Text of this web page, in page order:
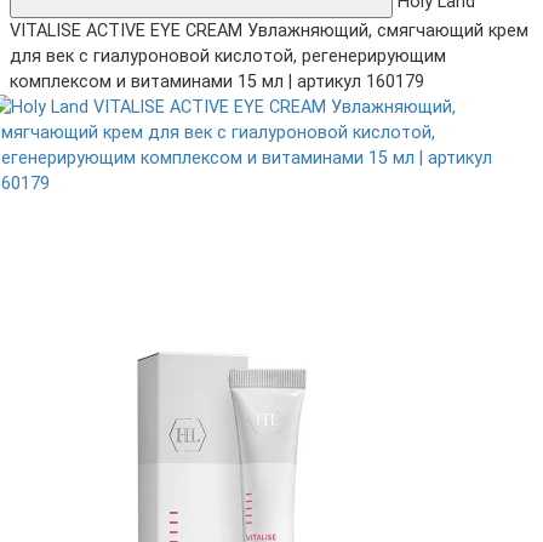
VITALISE ACTIVE EYE CREAM Увлажняющий, смягчающий крем
для век с гиалуроновой кислотой, регенерирующим
комплексом и витаминами 15 мл | артикул 160179